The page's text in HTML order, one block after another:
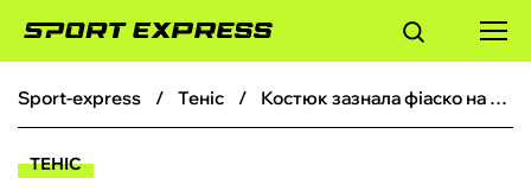
ФУТБОЛ
sport-express теніс Костюк зазнала фіаско на турнірі WTA 500 у Вашингтоні: українська тенісистка програла шість матчів поспіль
ТЕНІС